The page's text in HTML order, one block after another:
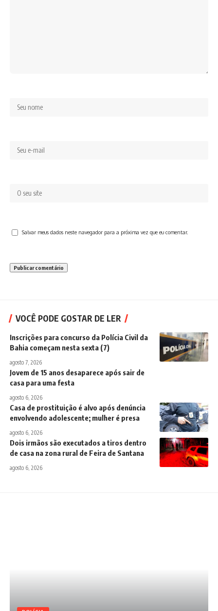
Salvar meus dados neste navegador para a próxima vez que eu comentar.
VOCÊ PODE GOSTAR DE LER
Inscrições para concurso da Polícia Civil da
Bahia começam nesta sexta (7)
agosto 7, 2026
Jovem de 15 anos desaparece após sair de
casa para uma festa
agosto 6, 2026
Casa de prostituição é alvo após denúncia
envolvendo adolescente; mulher é presa
agosto 6, 2026
Dois irmãos são executados a tiros dentro
de casa na zona rural de Feira de Santana
agosto 6, 2026